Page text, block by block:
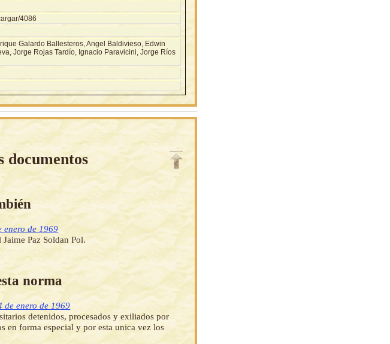
4086
Galardo Ballesteros, Angel Baldivieso, Edwin
Jorge Rojas Tardío, Ignacio Paravicini, Jorge Ríos
documentos
enero de 1969
Paz Soldan Pol.
norma
de enero de 1969
detenidos, procesados y exiliados por
en forma especial y por esta unica vez los